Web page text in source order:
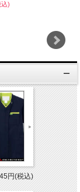
)
円(税込)